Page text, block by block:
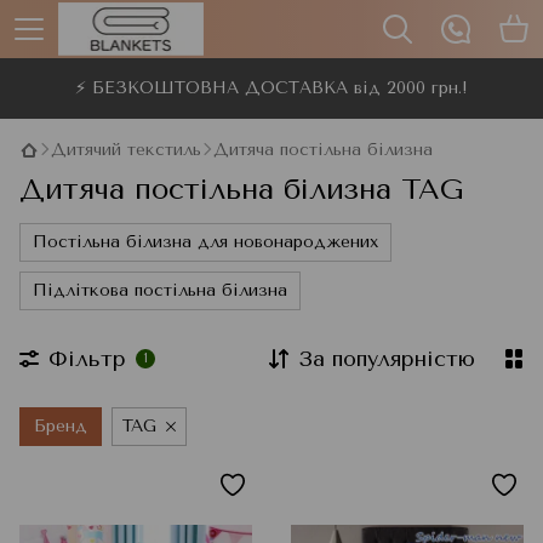
⚡ БЕЗКОШТОВНА ДОСТАВКА від 2000 грн.!
Дитячий текстиль Дитяча постільна білизна
Дитяча постільна білизна TAG
Постільна білизна для новонароджених
Підліткова постільна білизна
Фільтр 1 За популярністю
Бренд TAG